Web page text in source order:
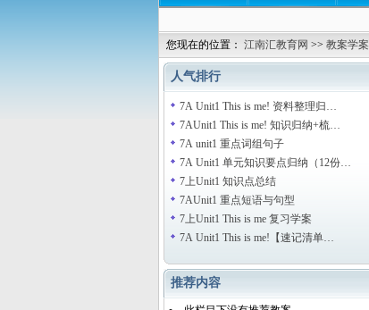
您现在的位置： 江南汇教育网 >> 教案学案
人气排行
7A Unit1 This is me! 资料整理归…
7AUnit1 This is me! 知识归纳+梳…
7A unit1 重点词组句子
7A Unit1 单元知识要点归纳（12份…
7上Unit1 知识点总结
7AUnit1 重点短语与句型
7上Unit1 This is me 复习学案
7A Unit1 This is me!【速记清单…
推荐内容